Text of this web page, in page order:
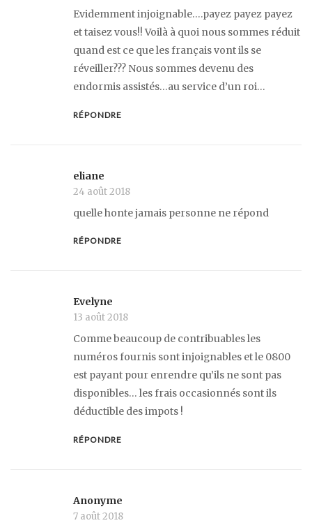
Evidemment injoignable….payez payez payez
et taisez vous!! Voilà à quoi nous sommes réduit
quand est ce que les français vont ils se
réveiller??? Nous sommes devenu des
endormis assistés…au service d’un roi…
RÉPONDRE
eliane
24 août 2018
quelle honte jamais personne ne répond
RÉPONDRE
Evelyne
13 août 2018
Comme beaucoup de contribuables les
numéros fournis sont injoignables et le 0800
est payant pour enrendre qu’ils ne sont pas
disponibles… les frais occasionnés sont ils
déductible des impots !
RÉPONDRE
Anonyme
7 août 2018